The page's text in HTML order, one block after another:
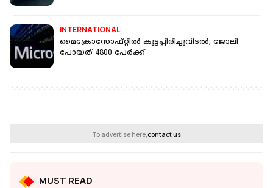
INTERNATIONAL
മൈക്രോസോഫ്റ്റില്‍ കൂട്ടപ്പിരിച്ചുവിടല്‍; ജോലി
പോയത് 4800 പേര്‍ക്ക്
To advertise here,contact us
MUST READ